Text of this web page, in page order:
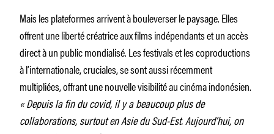
Mais les plateformes arrivent à bouleverser le paysage. Elles
offrent une liberté créatrice aux films indépendants et un accès
direct à un public mondialisé. Les festivals et les coproductions
à l’internationale, cruciales, se sont aussi récemment
multipliées, offrant une nouvelle visibilité au cinéma indonésien.
« Depuis la fin du covid, il y a beaucoup plus de
collaborations, surtout en Asie du Sud-Est. Aujourd’hui, on